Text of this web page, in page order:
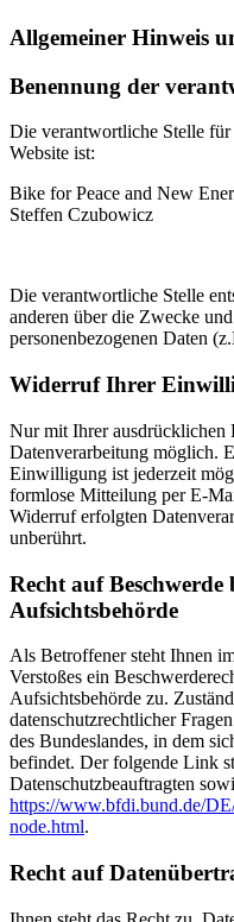
Allgemeiner Hinweis
Benennung der
Die verantwortliche Stelle
Website ist:
Bike for Peace and New
Steffen Czubowicz
Die verantwortliche Stelle
anderen über die Zwecke
personenbezogenen Daten
Widerruf Ihrer
Nur mit Ihrer
Datenverarbeitung möglich.
Einwilligung ist jederzeit
formlose Mitteilung per E-
Widerruf erfolgten
unberührt.
Recht auf Beschwerde
Aufsichtsbehörde
Als Betroffener steht Ihnen
Verstoßes ein
Aufsichtsbehörde zu.
datenschutzrechtlicher
des Bundeslandes, in dem
befindet. Der folgende Link
Datenschutzbeauftragten
https://www.bfdi.bund.de/
node.html.
Recht auf